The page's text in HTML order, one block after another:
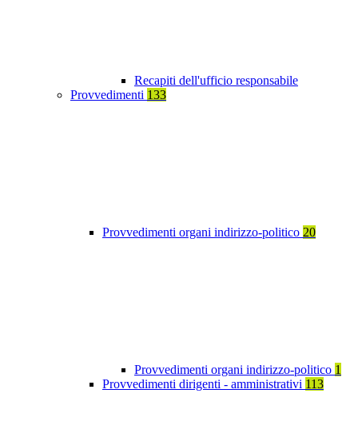
Recapiti dell'ufficio responsabile
Provvedimenti 133
Provvedimenti organi indirizzo-politico 20
Provvedimenti organi indirizzo-politico 1
Provvedimenti dirigenti - amministrativi 113